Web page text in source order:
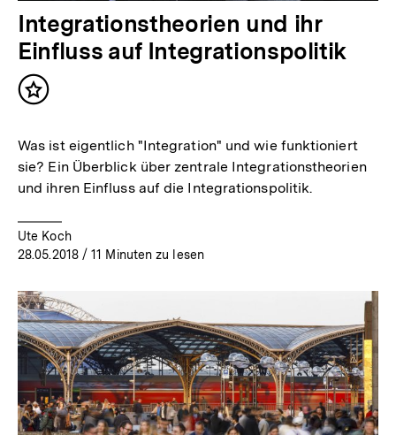
Integrationstheorien und ihr
Einfluss auf Integrationspolitik
Inhalt
Was ist eigentlich "Integration" und wie funktioniert
sie? Ein Überblick über zentrale Integrationstheorien
und ihren Einfluss auf die Integrationspolitik.
Ute Koch
28.05.2018/ 11 Minuten zu lesen